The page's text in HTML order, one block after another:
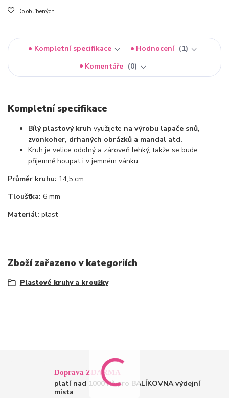
Do oblíbených
Kompletní specifikace Hodnocení
1
Komentáře
0
Kompletní specifikace
Bílý plastový kruh využijete na výrobu lapače snů,
zvonkoher, drhaných obrázků a mandal atd.
Kruh je velice odolný a zároveň lehký, takže se bude
příjemně houpat i v jemném vánku.
Průměr kruhu: 14,5 cm
Tloušťka: 6 mm
Materiál: plast
Zboží zařazeno v kategoriích
Plastové kruhy a kroužky
Doprava ZDARMA
platí nad 1000 Kč pro BALÍKOVNA výdejní
místa